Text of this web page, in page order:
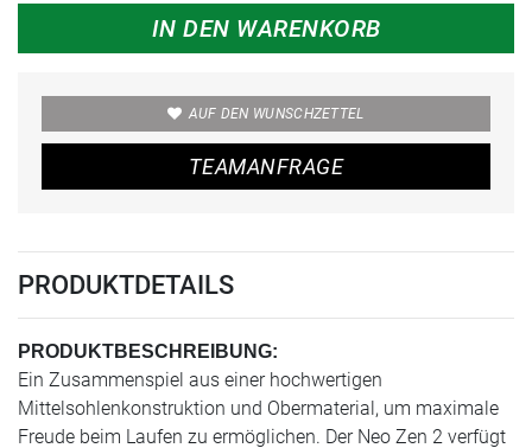
IN DEN WARENKORB
AUF DEN WUNSCHZETTEL
TEAMANFRAGE
PRODUKTDETAILS
PRODUKTBESCHREIBUNG:
Ein Zusammenspiel aus einer hochwertigen
Mittelsohlenkonstruktion und Obermaterial, um maximale
Freude beim Laufen zu ermöglichen. Der Neo Zen 2 verfügt